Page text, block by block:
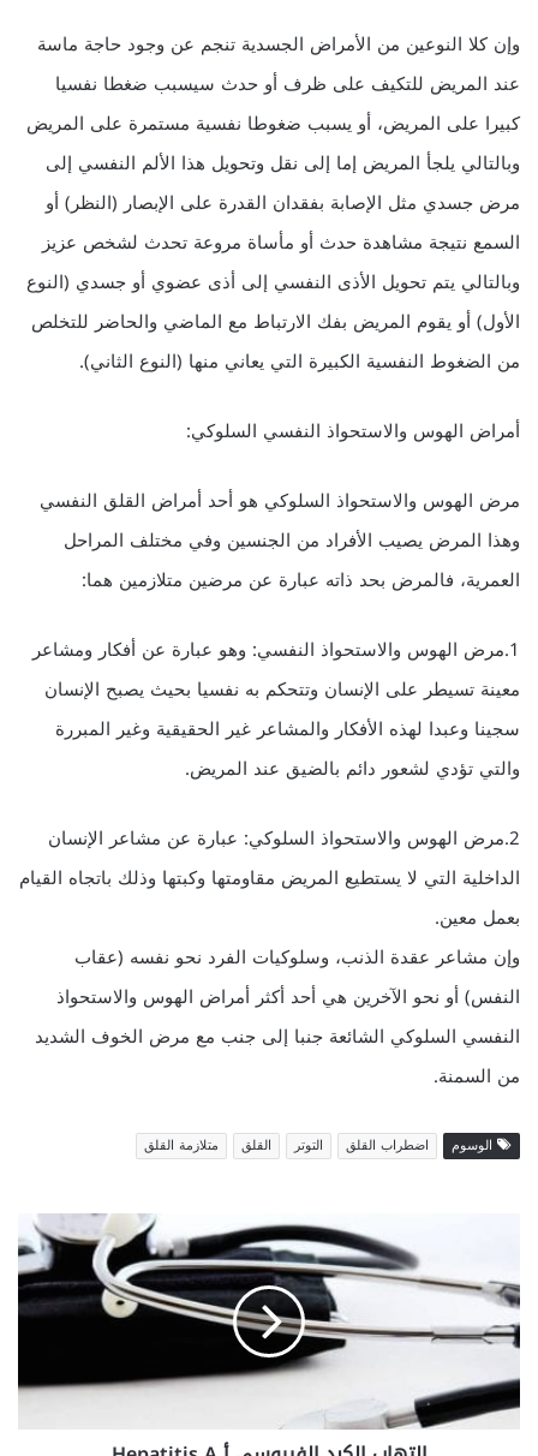
وإن كلا النوعين من الأمراض الجسدية تنجم عن وجود حاجة ماسة
عند المريض للتكيف على ظرف أو حدث سيسبب ضغطا نفسيا
كبيرا على المريض، أو يسبب ضغوطا نفسية مستمرة على المريض
وبالتالي يلجأ المريض إما إلى نقل وتحويل هذا الألم النفسي إلى
مرض جسدي مثل الإصابة بفقدان القدرة على الإبصار (النظر) أو
السمع نتيجة مشاهدة حدث أو مأساة مروعة تحدث لشخص عزيز
وبالتالي يتم تحويل الأذى النفسي إلى أذى عضوي أو جسدي (النوع
الأول) أو يقوم المريض بفك الارتباط مع الماضي والحاضر للتخلص
من الضغوط النفسية الكبيرة التي يعاني منها (النوع الثاني).
أمراض الهوس والاستحواذ النفسي السلوكي:
مرض الهوس والاستحواذ السلوكي هو أحد أمراض القلق النفسي
وهذا المرض يصيب الأفراد من الجنسين وفي مختلف المراحل
العمرية، فالمرض بحد ذاته عبارة عن مرضين متلازمين هما:
1.مرض الهوس والاستحواذ النفسي: وهو عبارة عن أفكار ومشاعر
معينة تسيطر على الإنسان وتتحكم به نفسيا بحيث يصبح الإنسان
سجينا وعبدا لهذه الأفكار والمشاعر غير الحقيقية وغير المبررة
والتي تؤدي لشعور دائم بالضيق عند المريض.
2.مرض الهوس والاستحواذ السلوكي: عبارة عن مشاعر الإنسان
الداخلية التي لا يستطيع المريض مقاومتها وكبتها وذلك باتجاه القيام
بعمل معين.
وإن مشاعر عقدة الذنب، وسلوكيات الفرد نحو نفسه (عقاب
النفس) أو نحو الآخرين هي أحد أكثر أمراض الهوس والاستحواذ
النفسي السلوكي الشائعة جنبا إلى جنب مع مرض الخوف الشديد
من السمنة.
الوسوم اضطراب القلق التوتر القلق متلازمة القلق
الفيروسي
أ
Hepatitis
A